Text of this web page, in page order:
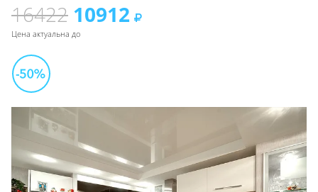
16422 10912
Цена актуальна до